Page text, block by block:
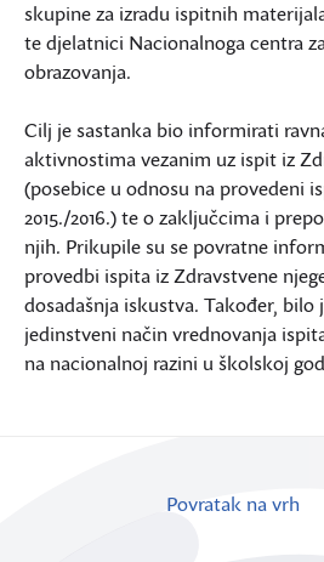
skupine za izradu ispitnih
te djelatnici Nacionalnoga centra
obrazovanja.
Cilj je sastanka bio informirati
aktivnostima vezanim uz ispit iz
(posebice u odnosu na provedeni
2015./2016.) te o zaključcima i
njih. Prikupile su se povratne
provedbi ispita iz Zdravstvene
dosadašnja iskustva. Također,
jedinstveni način vrednovanja
na nacionalnoj razini u školskoj
Povratak na vrh